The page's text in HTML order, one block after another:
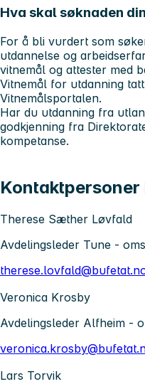
Hva skal søknaden
For å bli vurdert som
utdannelse og
vitnemål og attester med
Vitnemål for utdanning
Vitnemålsportalen.
Har du utdanning fra
godkjenning fra
kompetanse.
Therese Sæther Løvfald
Avdelingsleder Tune -
Veronica Krosby
Avdelingsleder Alfheim -
Lars Torvik